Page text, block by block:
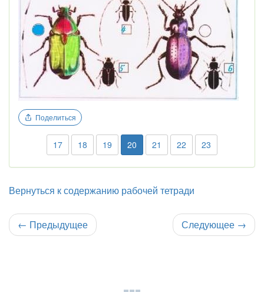
Поделиться
17 18 19 20 21 22 23
Вернуться к содержанию рабочей тетради
← Предыдущее Следующее →